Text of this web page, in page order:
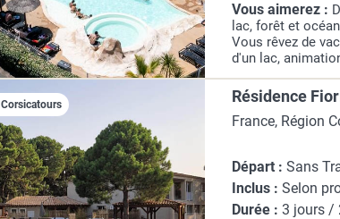
Vous aimerez :
lac, forêt et
Vous rêvez de
d'un lac,
naturels
Club L'Arbre...
Corsicatours Résidence
France, Région
Départ : Sans
Inclus : Selon
Durée : 3 jours /